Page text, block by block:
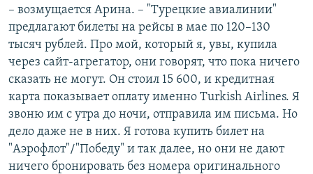
– возмущается Арина. – "Турецкие авиалинии"
предлагают билеты на рейсы в мае по 120–130
тысяч рублей. Про мой, который я, увы, купила
через сайт-агрегатор, они говорят, что пока ничего
сказать не могут. Он стоил 15 600, и кредитная
карта показывает оплату именно Turkish Airlines. Я
звоню им с утра до ночи, отправила им письма. Но
дело даже не в них. Я готова купить билет на
"Аэрофлот"/"Победу" и так далее, но они не дают
ничего бронировать без номера оригинального